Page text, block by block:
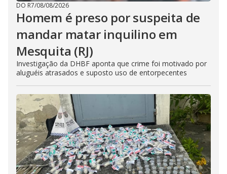
DO R7/08/08/2026
Homem é preso por suspeita de
mandar matar inquilino em
Mesquita (RJ)
Investigação da DHBF aponta que crime foi motivado por
aluguéis atrasados e suposto uso de entorpecentes